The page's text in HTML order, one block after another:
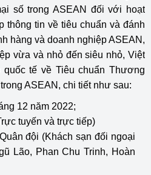
số trong ASEAN đối với hoạt
thông tin về tiêu chuẩn và đánh
hàng và doanh nghiệp ASEAN,
vừa và nhỏ đến siêu nhỏ, Việt
tế về Tiêu chuẩn Thương
ASEAN, chi tiết như sau:
12 năm 2022;
tuyến và trực tiếp)
đội (Khách sạn đối ngoại
Lão, Phan Chu Trinh, Hoàn